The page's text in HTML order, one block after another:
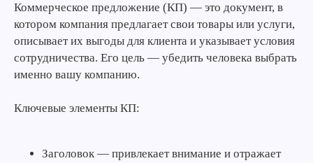
Коммерческое предложение (КП) — это документ, в
котором компания предлагает свои товары или услуги,
описывает их выгоды для клиента и указывает условия
сотрудничества. Его цель — убедить человека выбрать
именно вашу компанию.
Ключевые элементы КП:
Заголовок — привлекает внимание и отражает